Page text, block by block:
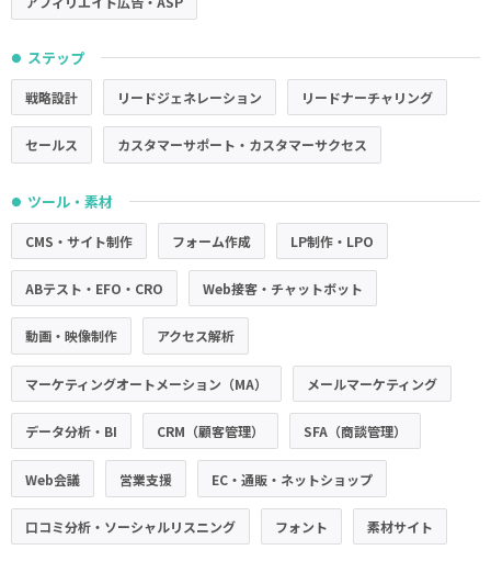
● ステップ
戦略設計 リードジェネレーション リードナーチャリング
セールス カスタマーサポート・カスタマーサクセス
● ツール・素材
CMS・サイト制作 フォーム作成 LP制作・LPO
ABテスト・EFO・CRO Web接客・チャットボット
動画・映像制作 アクセス解析
マーケティングオートメーション（MA） メールマーケティング
データ分析・BI CRM（顧客管理） SFA（商談管理）
Web会議 営業支援 EC・通販・ネットショップ
口コミ分析・ソーシャルリスニング フォント 素材サイト